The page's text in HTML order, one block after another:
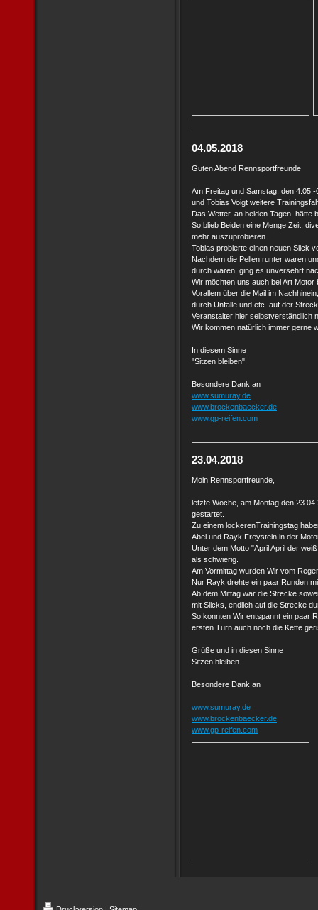
04.05.2018
Guten Abend Rennsportfreunde
Am Freitag und Samstag, den
und Tobias Voigt weitere
Das Wetter, an beiden Tagen, hätte
So blieb Beiden eine Menge Zeit,
mehr auszuprobieren.
Tobias probierte einen neuen Slick
Nachdem die Pellen runter waren
durch waren, ging es unversehrt
Wir möchten uns auch bei Art Motor​
Vorallem über die Mail im
durch Unfälle und etc. auf der
Veranstalter hier selbstverständlich
Wir kommen natürlich immer gerne
In diesem Sinne
"Sitzen bleiben"
Besondere Dank an
www.sumuray.de
www.brockenbaecker.de
www.gp-reifen.com
23.04.2018
Moin Rennsportfreunde,
letzte Woche, am Montag den
gestartet.
Zu einem lockerenTrainingstag
Abel und Rayk Freystein in der
Unter dem Motto "April April der
als schwierig.
Am Vormittag wurden Wir vom
Nur Rayk drehte ein paar Runden
Ab dem Mittag war die Strecke
mit Slicks, endlich auf die Strecke
So konnten Wir entspannt ein paar
ersten Turn auch noch die Kette
Grüße und in diesen Sinne
Sitzen bleiben
Besondere Dank an
www.sumuray.de
www.brockenbaecker.de
www.gp-reifen.com